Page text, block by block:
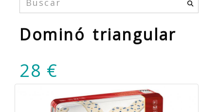
Dominó triangular
28 €